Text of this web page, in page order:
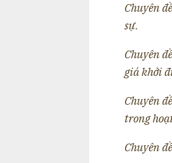
Chuyên
sự.
Chuyên
giá khởi
Chuyên
trong
Chuyên